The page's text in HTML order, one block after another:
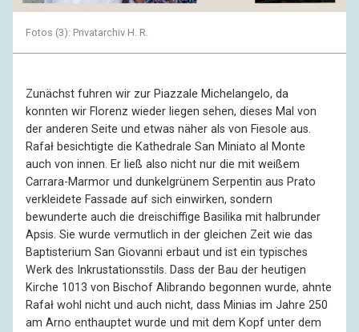
Fotos (3): Privatarchiv H. R.
Zunächst fuhren wir zur Piazzale Michelangelo, da
konnten wir Florenz wieder liegen sehen, dieses Mal von
der anderen Seite und etwas näher als von Fiesole aus.
Rafał besichtigte die Kathedrale San Miniato al Monte
auch von innen. Er ließ also nicht nur die mit weißem
Carrara-Marmor und dunkelgrünem Serpentin aus Prato
verkleidete Fassade auf sich einwirken, sondern
bewunderte auch die dreischiffige Basilika mit halbrunder
Apsis. Sie wurde vermutlich in der gleichen Zeit wie das
Baptisterium San Giovanni erbaut und ist ein typisches
Werk des Inkrustationsstils. Dass der Bau der heutigen
Kirche 1013 von Bischof Alibrando begonnen wurde, ahnte
Rafał wohl nicht und auch nicht, dass Minias im Jahre 250
am Arno enthauptet wurde und mit dem Kopf unter dem